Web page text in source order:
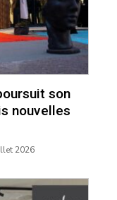
son
nouvelles
2026